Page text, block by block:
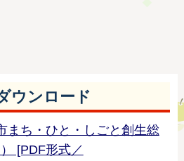
ウンロード
まち・ひと・しごと創生総
[PDF形式／